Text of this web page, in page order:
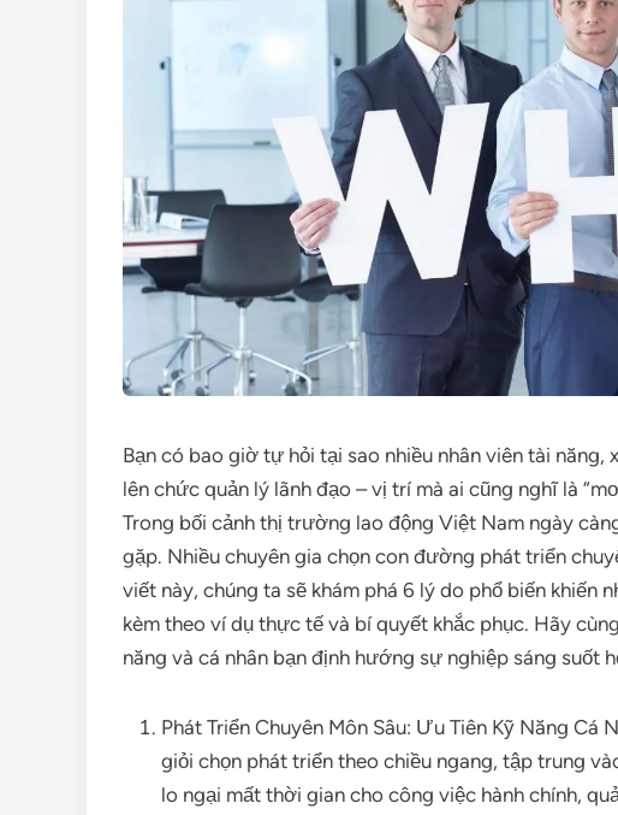
Bạn có bao giờ tự hỏi tại sao nhiều nhân viên tài
lên chức quản lý lãnh đạo – vị trí mà ai cũng nghĩ là
Trong bối cảnh thị trường lao động Việt Nam ngày
gặp. Nhiều chuyên gia chọn con đường phát triển
viết này, chúng ta sẽ khám phá 6 lý do phổ biến khiến
kèm theo ví dụ thực tế và bí quyết khắc phục. Hãy
năng và cá nhân bạn định hướng sự nghiệp sáng suốt
Phát Triển Chuyên Môn Sâu: Ưu Tiên Kỹ Năng
giỏi chọn phát triển theo chiều ngang, tập trung
lo ngại mất thời gian cho công việc hành chính,